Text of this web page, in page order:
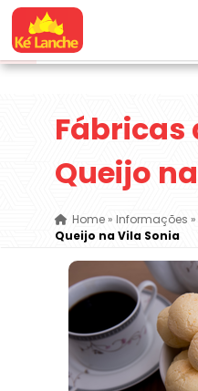
Fábricas
Queijo
Home» Informações »
Queijo na Vila Sonia